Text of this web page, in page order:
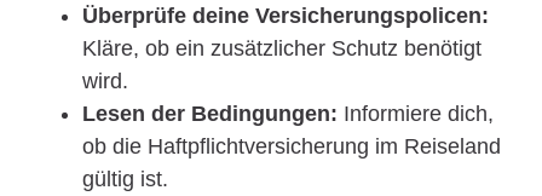
Überprüfe deine Versicherungspolicen:
Kläre, ob ein zusätzlicher Schutz benötigt
wird.
Lesen der Bedingungen: Informiere dich,
ob die Haftpflichtversicherung im Reiseland
gültig ist.